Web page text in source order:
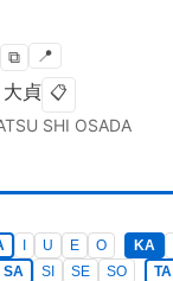
⧉ 📍
大貞 📋
SHI OSADA
U E O KA
SA
SI SE SO TA